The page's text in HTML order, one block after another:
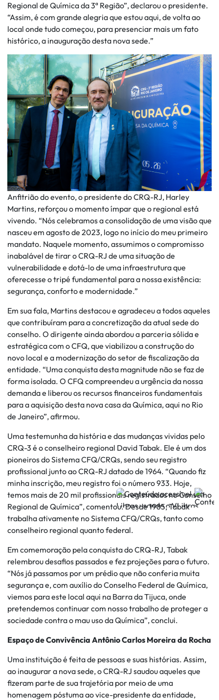
Regional de Química da 3ª Região”, declarou o presidente.
“Assim, é com grande alegria que estou aqui, de volta ao
local onde tudo começou, para presenciar mais um fato
histórico, a inauguração desta nova sede.”
Anfitrião do evento, o presidente do CRQ-RJ, Harley
Martins, reforçou o momento ímpar que o regional está
vivendo. “Nós celebramos a consolidação de uma visão que
nasceu em agosto de 2023, logo no início do meu primeiro
mandato. Naquele momento, assumimos o compromisso
inabalável de tirar o CRQ-RJ de uma situação de
vulnerabilidade e dotá-lo de uma infraestrutura que
oferecesse o tripé fundamental para a nossa existência:
segurança, conforto e modernidade.”
Em sua fala, Martins destacou e agradeceu a todos aqueles
que contribuíram para a concretização da atual sede do
conselho. O dirigente ainda abordou a parceria sólida e
estratégica com o CFQ, que viabilizou a construção do
novo local e a modernização do setor de fiscalização da
entidade. “Uma conquista desta magnitude não se faz de
forma isolada. O CFQ compreendeu a urgência da nossa
demanda e liberou os recursos financeiros fundamentais
para a aquisição desta nova casa da Química, aqui no Rio
de Janeiro”, afirmou.
Uma testemunha da história e das mudanças vividas pelo
CRQ-3 é o conselheiro regional David Tabak. Ele é um dos
pioneiros do Sistema CFQ/CRQs, sendo seu registro
profissional junto ao CRQ-RJ datado de 1964. “Quando fiz
minha inscrição, meu registro foi o número 933. Hoje,
temos mais de 20 mil profissionais registrados no Conselho
Regional de Química”, comentou. Desde 1985, Tabak
trabalha ativamente no Sistema CFQ/CRQs, tanto como
conselheiro regional quanto federal.
Em comemoração pela conquista do CRQ-RJ, Tabak
relembrou desafios passados e fez projeções para o futuro.
“Nós já passamos por um prédio que não conferia muita
segurança e, com auxílio do Conselho Federal de Química,
viemos para este local aqui na Barra da Tijuca, onde
pretendemos continuar com nosso trabalho de proteger a
sociedade contra o mau uso da Química”, conclui.
Espaço de Convivência Antônio Carlos Moreira da Rocha
Uma instituição é feita de pessoas e suas histórias. Assim,
ao inaugurar a nova sede, o CRQ-RJ saudou aqueles que
fizeram parte de sua trajetória por meio de uma
homenagem póstuma ao vice-presidente da entidade,